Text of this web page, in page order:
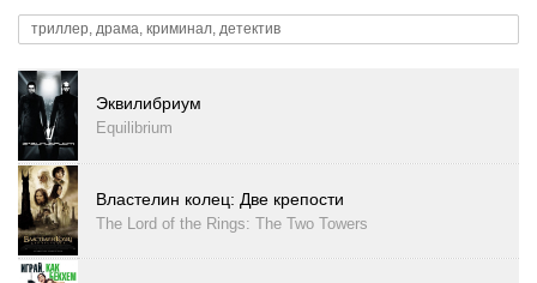
триллер, драма, криминал, детектив
Эквилибриум
Equilibrium
Властелин колец: Две крепости
The Lord of the Rings: The Two Towers